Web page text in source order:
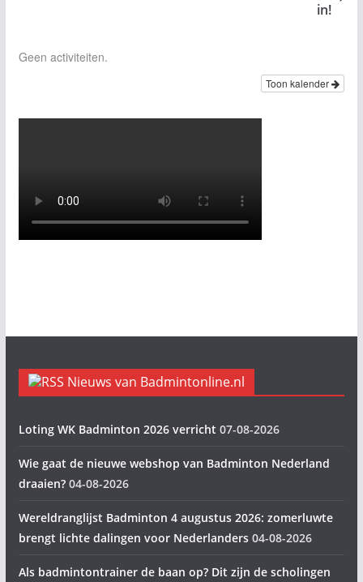
in!
Geen activiteiten.
Toon kalender
Nieuws van Badmintonline.nl
Loting WK Badminton 2026 verricht 07-08-2026
Wie gaat de nieuwe webshop van Badminton Nederland
draaien? 04-08-2026
Wereldranglijst Badminton 4 augustus 2026: zomerluwte
brengt lichte dalingen voor Nederlanders 04-08-2026
Als badmintontrainer de baan op? Dit zijn de scholingen